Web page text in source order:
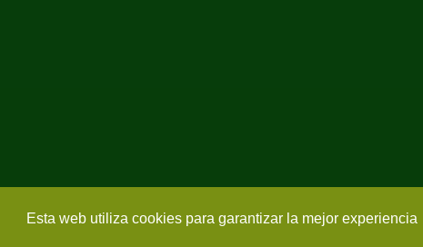
Esta web utiliza cookies para garantizar la mejor experiencia